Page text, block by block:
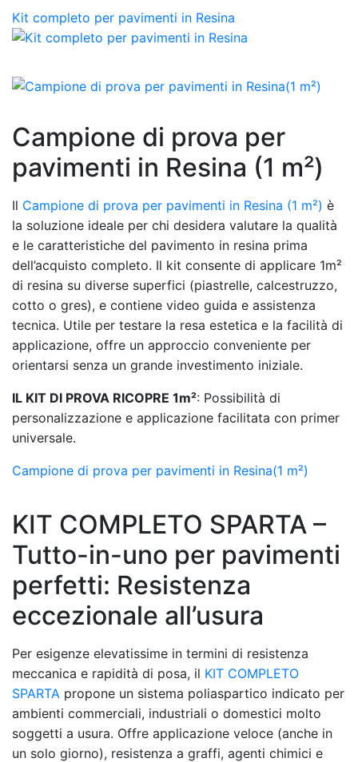
Kit completo per pavimenti in Resina
Campione di prova per
pavimenti in Resina (1 m²)
Il Campione di prova per pavimenti in Resina (1 m²) è
la soluzione ideale per chi desidera valutare la qualità
e le caratteristiche del pavimento in resina prima
dell’acquisto completo. Il kit consente di applicare 1m²
di resina su diverse superfici (piastrelle, calcestruzzo,
cotto o gres), e contiene video guida e assistenza
tecnica. Utile per testare la resa estetica e la facilità di
applicazione, offre un approccio conveniente per
orientarsi senza un grande investimento iniziale.
IL KIT DI PROVA RICOPRE 1m²: Possibilità di
personalizzazione e applicazione facilitata con primer
universale.
Campione di prova per pavimenti in Resina(1 m²)
KIT COMPLETO SPARTA –
Tutto-in-uno per pavimenti
perfetti: Resistenza
eccezionale all’usura
Per esigenze elevatissime in termini di resistenza
meccanica e rapidità di posa, il KIT COMPLETO
SPARTA propone un sistema poliaspartico indicato per
ambienti commerciali, industriali o domestici molto
soggetti a usura. Offre applicazione veloce (anche in
un solo giorno), resistenza a graffi, agenti chimici e